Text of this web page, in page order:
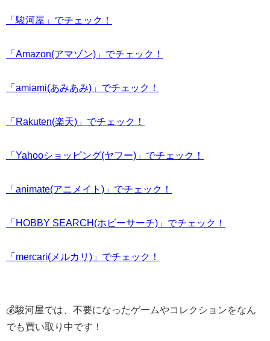
「駿河屋」でチェック！
「Amazon(アマゾン)」でチェック！
「amiami(あみあみ)」でチェック！
「Rakuten(楽天)」でチェック！
「Yahooショッピング(ヤフー)」でチェック！
「animate(アニメイト)」でチェック！
「HOBBY SEARCH(ホビーサーチ)」でチェック！
「mercari(メルカリ)」でチェック！
💰駿河屋では、不要になったゲームやコレクションをなん
でも買い取り中です！